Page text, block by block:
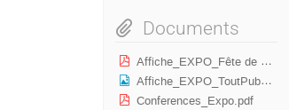
Documents
Affiche_EXPO_Fête de la science.pdf
Affiche_EXPO_ToutPublic.jpg
Conferences_Expo.pdf